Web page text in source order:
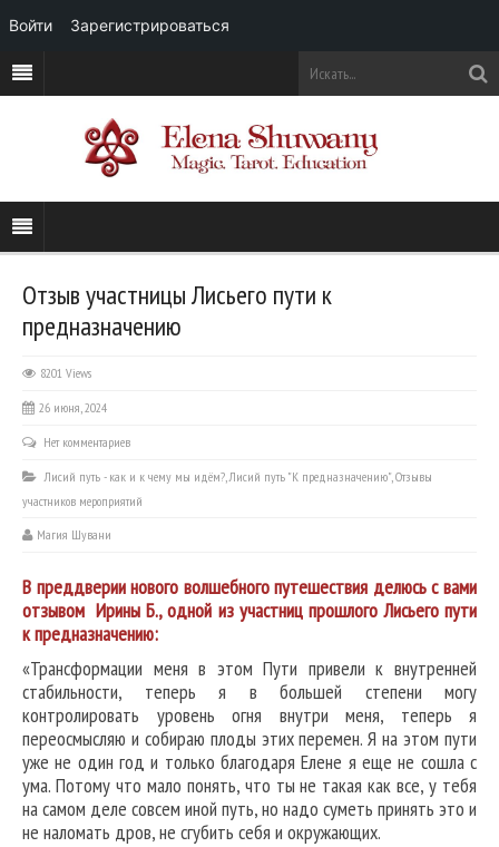
Отзыв участницы Лисьего пути к
предназначению
8201 Views
26 июня, 2024
Нет комментариев
Лисий путь - как и к чему мы идём?,Лисий путь "К предназначению",Отзывы
участников мероприятий
Магия Шувани
В преддверии нового волшебного путешествия делюсь с вами
отзывом Ирины Б., одной из участниц прошлого Лисьего пути
к предназначению:
«Трансформации меня в этом Пути привели к внутренней
стабильности, теперь я в большей степени могу
контролировать уровень огня внутри меня, теперь я
переосмысляю и собираю плоды этих перемен. Я на этом пути
уже не один год и только благодаря Елене я еще не сошла с
ума. Потому что мало понять, что ты не такая как все, у тебя
на самом деле совсем иной путь, но надо суметь принять это и
не наломать дров, не сгубить себя и окружающих.
Войти Зарегистрироваться